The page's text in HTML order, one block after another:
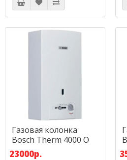
Газовая колонка
Bosch Therm 4000 O
WR 13-2P
23000р.